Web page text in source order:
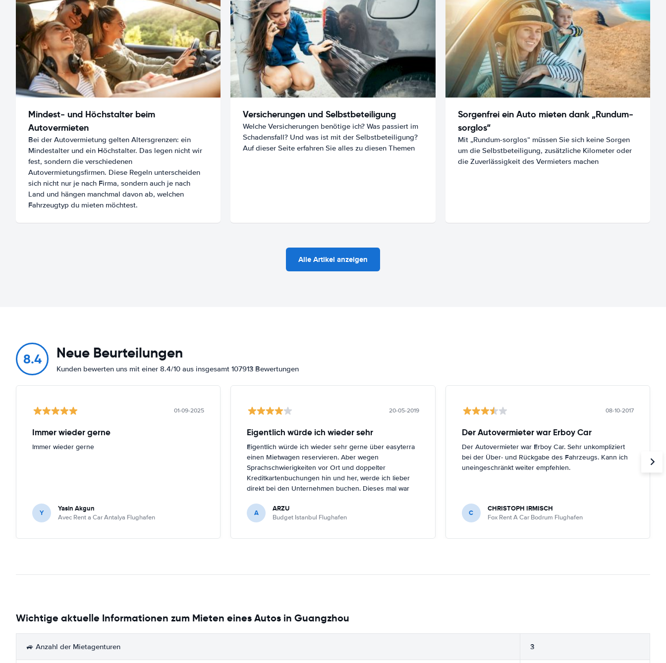
Mindest- und Höchstalter beim
Autovermieten
Bei der Autovermietung gelten Altersgrenzen: ein
Mindestalter und ein Höchstalter. Das legen nicht wir
fest, sondern die verschiedenen
Autovermietungsfirmen. Diese Regeln unterscheiden
sich nicht nur je nach Firma, sondern auch je nach
Land und hängen manchmal davon ab, welchen
Fahrzeugtyp du mieten möchtest.
Versicherungen und Selbstbeteiligung
Welche Versicherungen benötige ich? Was passiert im
Schadensfall? Und was ist mit der Selbstbeteiligung?
Auf dieser Seite erfahren Sie alles zu diesen Themen
Sorgenfrei ein Auto mieten dank „Rundum-
sorglos“
Mit „Rundum-sorglos“ müssen Sie sich keine Sorgen
um die Selbstbeteiligung, zusätzliche Kilometer oder
die Zuverlässigkeit des Vermieters machen
Alle Artikel anzeigen
8.4 Neue Beurteilungen
Kunden bewerten uns mit einer 8.4/10 aus insgesamt 107913 Bewertungen
01-09-2025
Immer wieder gerne
Immer wieder gerne
Y Yasin Akgun
Avec Rent a Car Antalya Flughafen
20-05-2019
Eigentlich würde ich wieder sehr
Eigentlich würde ich wieder sehr gerne über easyterra
einen Mietwagen reservieren. Aber wegen
Sprachschwierigkeiten vor Ort und doppelter
Kreditkartenbuchungen hin und her, werde ich lieber
direkt bei den Unternehmen buchen. Dieses mal war
Mietwagenunternehmen ihre online-Dienste für den
neuen Istanbul-Flughafen nicht aktuallisiert hatten. Ein
buchen.
A ARZU
Budget Istanbul Flughafen
08-10-2017
Der Autovermieter war Erboy Car
Der Autovermieter war Erboy Car. Sehr unkompliziert
bei der Über- und Rückgabe des Fahrzeugs. Kann ich
uneingeschränkt weiter empfehlen.
C CHRISTOPH IRMISCH
Fox Rent A Car Bodrum Flughafen
Wichtige aktuelle Informationen zum Mieten eines Autos in Guangzhou
🚙 Anzahl der Mietagenturen 3